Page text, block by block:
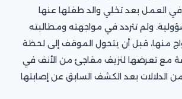
في العمل بعد تخلي والد طفلها عنها
ولم تتردد في مواجهته ومطالبته
منها، قبل أن يتحول الموقف إلى لحظة
مع تعرضها لنزيف مفاجئ من الأنف في
الدلالات بعد الكشف السابق عن إصابتها